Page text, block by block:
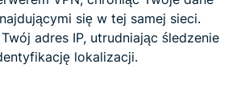
się w tej samej sieci.
adres IP, utrudniając śledzenie
lokalizacji.